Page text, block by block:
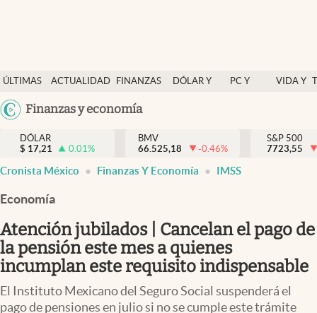
ÚLTIMAS
NOTICIAS
ACTUALIDAD
FINANZAS
DÓLAR Y
PC Y
VIDA Y
México
Finanzas y economía
Actualidad
Finanzas y economía
Dólar y mercados
Pc y celular
Vida y estilo
Tv
DÓLAR
$ 17,21 0.01%
BMV
66.525,18
-0.46%
S&P 500
7723,55
Cronista México Finanzas Y Economía IMSS
Economía
Atención jubilados | Cancelan el pago de
la pensión este mes a quienes
incumplan este requisito indispensable
El Instituto Mexicano del Seguro Social suspenderá el
pago de pensiones en julio si no se cumple este trámite